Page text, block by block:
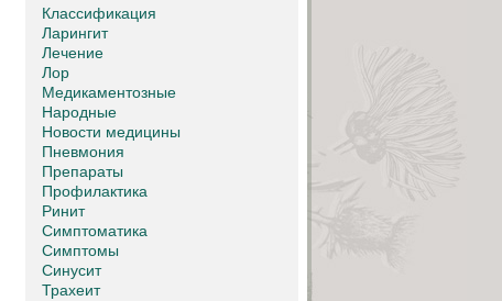
Классификация
Ларингит
Лечение
Лор
Медикаментозные
Народные
Новости медицины
Пневмония
Препараты
Профилактика
Ринит
Симптоматика
Симптомы
Синусит
Трахеит